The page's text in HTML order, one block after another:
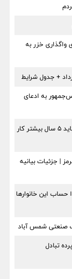
واگذاری خزر به
به ادعای
شرط جدید بازنشستگی اجرایی شد؛ این افراد باید ۵ سال بیشتر کار
| جزئیات بیانیه
تغییر کرد | فردا حساب این خانوارها
صنعتی شمس آباد
تبادل